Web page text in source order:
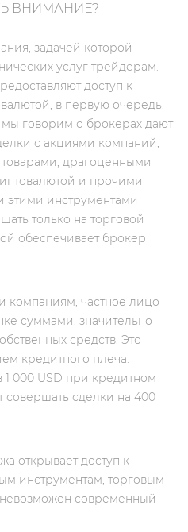
ВНИМАНИЕ?
задачей которой
услуг трейдерам.
доступ к
в первую очередь.
говорим о брокерах дают
с акциями компаний,
драгоценными
и прочими
этими инструментами
только на торговой
обеспечивает брокер
компаниям, частное лицо
суммами, значительно
средств. Это
кредитного плеча.
000 USD при кредитном
совершать сделки на 400
открывает доступ к
инструментам, торговым
невозможен современный